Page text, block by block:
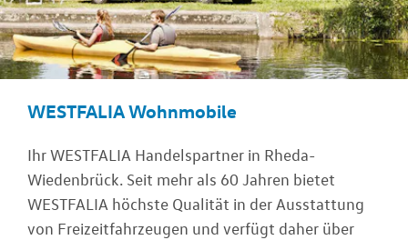
WESTFALIA Wohnmobile
Ihr WESTFALIA Handelspartner in Rheda-
Wiedenbrück. Seit mehr als 60 Jahren bietet
WESTFALIA höchste Qualität in der Ausstattung
von Freizeitfahrzeugen und verfügt daher über